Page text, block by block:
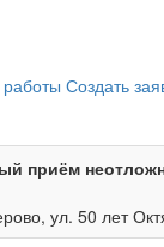
Создать
приём
ул. 50 лет